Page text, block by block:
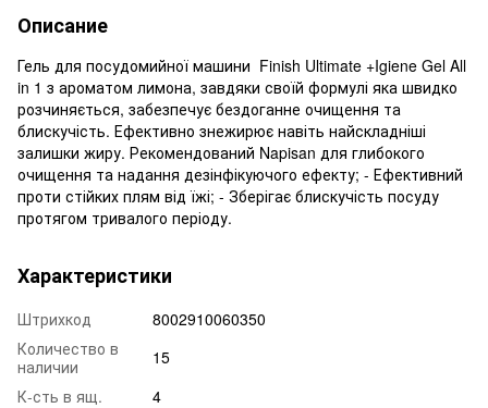
Описание
Гель для посудомийної машини Finish Ultimate +Igiene Gel All
in 1 з ароматом лимона, завдяки своїй формулі яка швидко
розчиняється, забезпечує бездоганне очищення та
блискучість. Ефективно знежирює навіть найскладніші
залишки жиру. Рекомендований Napisan для глибокого
очищення та надання дезінфікуючого ефекту; - Ефективний
проти стійких плям від їжі; - Зберігає блискучість посуду
протягом тривалого періоду.
Характеристики
Штрихкод
8002910060350
Количество в
наличии
15
К-сть в ящ.
4